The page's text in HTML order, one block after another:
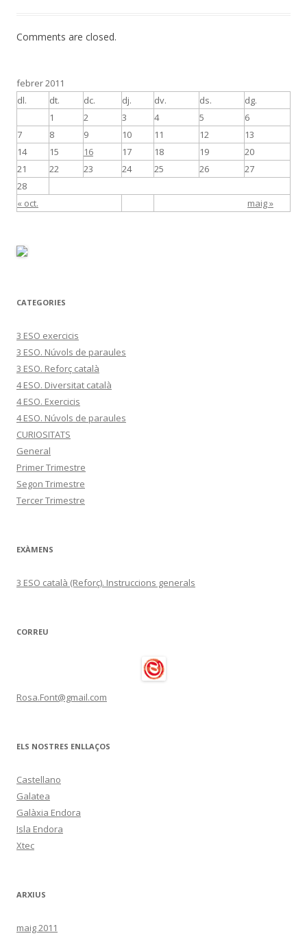
Comments are closed.
febrer 2011
dl.
dt. dc. dj. dv. ds. dg.
« oct. maig »
1 2 3 4 5
6
7
8 9 10 11 12
13
14
15 16 17 18 19
20
21
22 23 24 25 26
27
28
CATEGORIES
3 ESO exercicis
3 ESO. Núvols de paraules
3 ESO. Reforç català
4 ESO. Diversitat català
4 ESO. Exercicis
4 ESO. Núvols de paraules
CURIOSITATS
General
Primer Trimestre
Segon Trimestre
Tercer Trimestre
EXÀMENS
3 ESO català (Reforç). Instruccions generals
CORREU
Rosa.Font@gmail.com
ELS NOSTRES ENLLAÇOS
Castellano
Galatea
Galàxia Endora
Isla Endora
Xtec
ARXIUS
maig 2011